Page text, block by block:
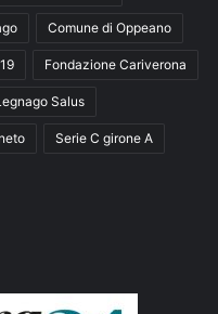
Comune di Oppeano
Fondazione Cariverona
Salus
Serie C girone A